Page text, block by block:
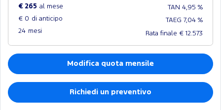
€ 265 al mese
€ 0 di anticipo
24 mesi
TAN 4,95 %
TAEG 7,04 %
Rata finale € 12.573
Modifica quota mensile
Richiedi un preventivo